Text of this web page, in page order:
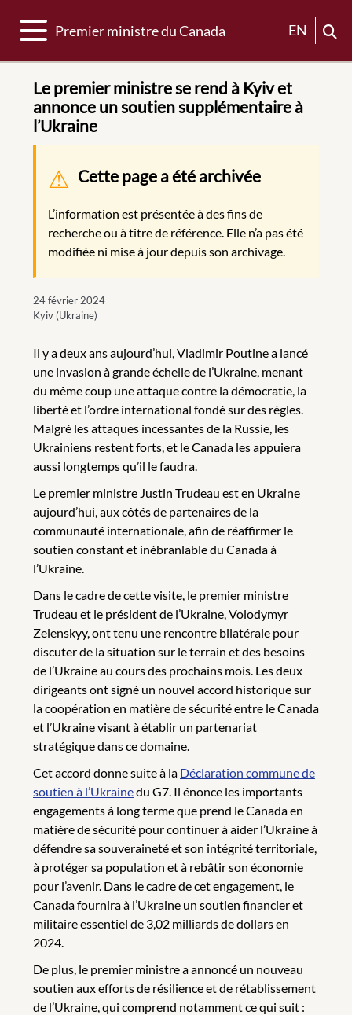
Basculer la navigation
Premier ministre du Canada EN
Le premier ministre se rend à Kyiv et
annonce un soutien supplémentaire à
l’Ukraine
Message d'avertissement
Cette page a été archivée
L’information est présentée à des fins de
recherche ou à titre de référence. Elle n’a pas été
modifiée ni mise à jour depuis son archivage.
24 février 2024
Kyiv (Ukraine)
Il y a deux ans aujourd’hui, Vladimir Poutine a lancé
une invasion à grande échelle de l’Ukraine, menant
du même coup une attaque contre la démocratie, la
liberté et l’ordre international fondé sur des règles.
Malgré les attaques incessantes de la Russie, les
Ukrainiens restent forts, et le Canada les appuiera
aussi longtemps qu’il le faudra.
Le premier ministre Justin Trudeau est en Ukraine
aujourd’hui, aux côtés de partenaires de la
communauté internationale, afin de réaffirmer le
soutien constant et inébranlable du Canada à
l’Ukraine.
Dans le cadre de cette visite, le premier ministre
Trudeau et le président de l’Ukraine, Volodymyr
Zelenskyy, ont tenu une rencontre bilatérale pour
discuter de la situation sur le terrain et des besoins
de l’Ukraine au cours des prochains mois. Les deux
dirigeants ont signé un nouvel accord historique sur
la coopération en matière de sécurité entre le Canada
et l’Ukraine visant à établir un partenariat
stratégique dans ce domaine.
Cet accord donne suite à la Déclaration commune de
soutien à l’Ukrainedu G7. Il énonce les importants
engagements à long terme que prend le Canada en
matière de sécurité pour continuer à aider l’Ukraine à
défendre sa souveraineté et son intégrité territoriale,
à protéger sa population et à rebâtir son économie
pour l’avenir. Dans le cadre de cet engagement, le
Canada fournira à l’Ukraine un soutien financier et
militaire essentiel de 3,02 milliards de dollars en
2024.
De plus, le premier ministre a annoncé un nouveau
soutien aux efforts de résilience et de rétablissement
de l’Ukraine, qui comprend notamment ce qui suit :